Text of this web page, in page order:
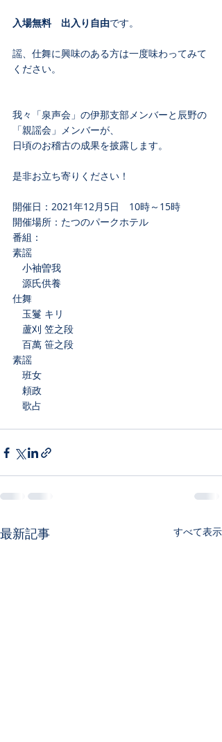
入場無料　出入り自由です。
謡、仕舞に興味のある方は一度味わってみて
ください。
我々「泉声会」の伊那支部メンバーと辰野の
「親謡会」メンバーが、
日頃のお稽古の成果を披露します。
是非お立ち寄りください！
開催日：2021年12月5日　10時～15時
開催場所：たつのパークホテル
番組：
素謡
小袖曽我
源氏供養
仕舞
玉鬘 キリ
蘆刈 笠之段
百萬 笹之段
素謡
班女
頼政
歌占
最新記事 すべて表示